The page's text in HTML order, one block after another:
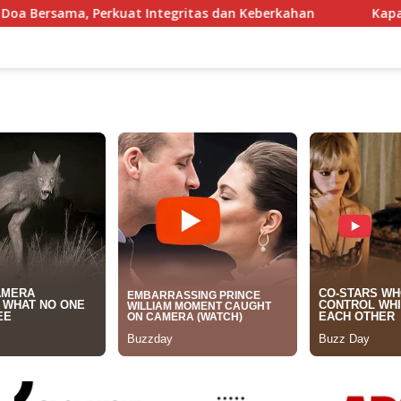
dan Keberkahan Kapal Nelayan Karangsong